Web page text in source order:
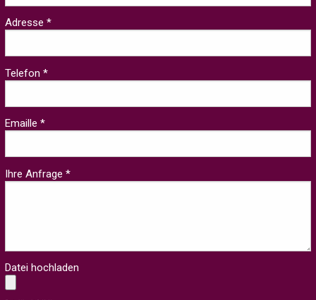
Adresse *
Telefon *
Emaille *
Ihre Anfrage *
Datei hochladen